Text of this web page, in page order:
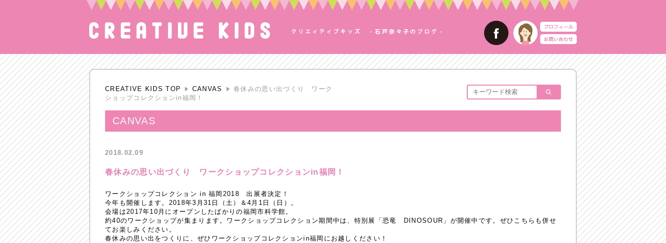
CREATIVE KIDS TOP CANVAS
春休みの思い出づくり ワーク
ショップコレクションin福岡！
CANVAS
2018.02.09
春休みの思い出づくり ワークショップコレクションin福岡！
ワークショップコレクション in 福岡2018 出展者決定！
今年も開催します。2018年3月31日（土）＆4月1日（日）。
会場は2017年10月にオープンしたばかりの福岡市科学館。
約40のワークショップが集まります。ワークショップコレクション期間中は、特別展「恐竜 DINOSOUR」が開催中です。ぜひこちらも併せ
てお楽しみください。
春休みの思い出をつくりに、ぜひワークショップコレクションin福岡にお越しください！